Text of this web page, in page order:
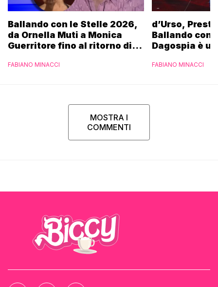
Ballando con le Stelle 2026,
da Ornella Muti a Monica
Guerritore fino al ritorno di
l’esclusiva di Gabriele
FABIANO MINACCI
d’Urso,
Ballando con
Dagospia è
FABIANO MINACCI
MOSTRA I
COMMENTI